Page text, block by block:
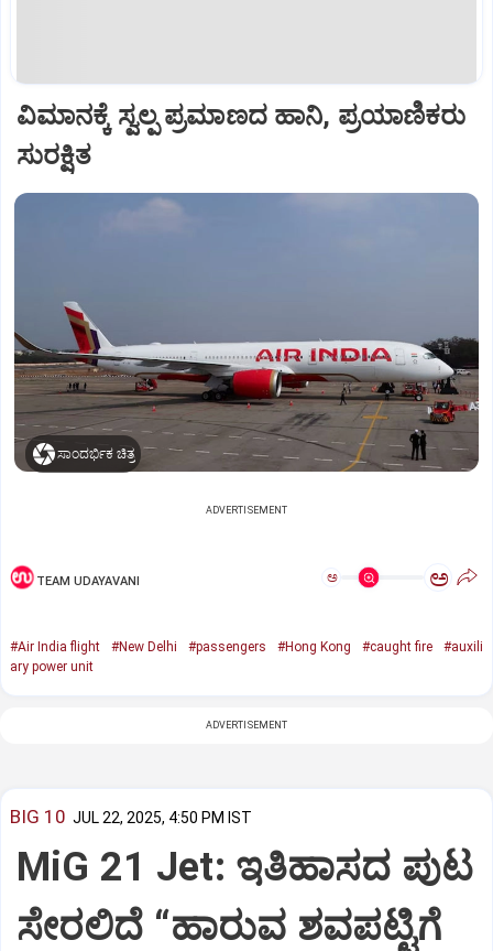
ವಿಮಾನಕ್ಕೆ ಸ್ವಲ್ಪ ಪ್ರಮಾಣದ ಹಾನಿ, ಪ್ರಯಾಣಿಕರು
ಸುರಕ್ಷಿತ
ಸಾಂದರ್ಭಿಕ ಚಿತ್ರ
ADVERTISEMENT
TEAM UDAYAVANI ಅ ಅ
#Air India flight #New Delhi #passengers #Hong Kong #caught fire
#auxili
ary power unit
ADVERTISEMENT
BIG 10 JUL 22, 2025, 4:50 PM IST
MiG 21 Jet: ಇತಿಹಾಸದ ಪುಟ
ಸೇರಲಿದೆ “ಹಾರುವ ಶವಪಟ್ಟಿಗೆ